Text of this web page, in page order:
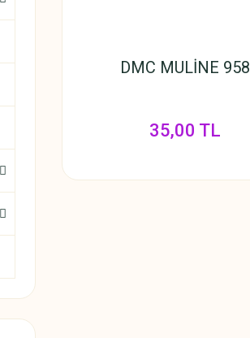
DMC MULİNE 958
35,00 TL